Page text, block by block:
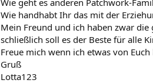
Wie geht es anderen Patchwork-
Wie handhabt Ihr das mit der
Mein Freund und ich haben zwar
schließlich soll es der Beste für alle
Freue mich wenn ich etwas von
Gruß
Lotta123